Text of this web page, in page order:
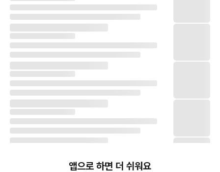
앱으로 하면 더 쉬워요